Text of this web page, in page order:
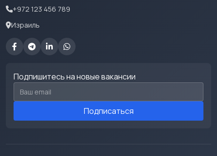
+972 123 456 789
Израиль
Подпишитесь на новые вакансии
Email для подписки
Подписаться